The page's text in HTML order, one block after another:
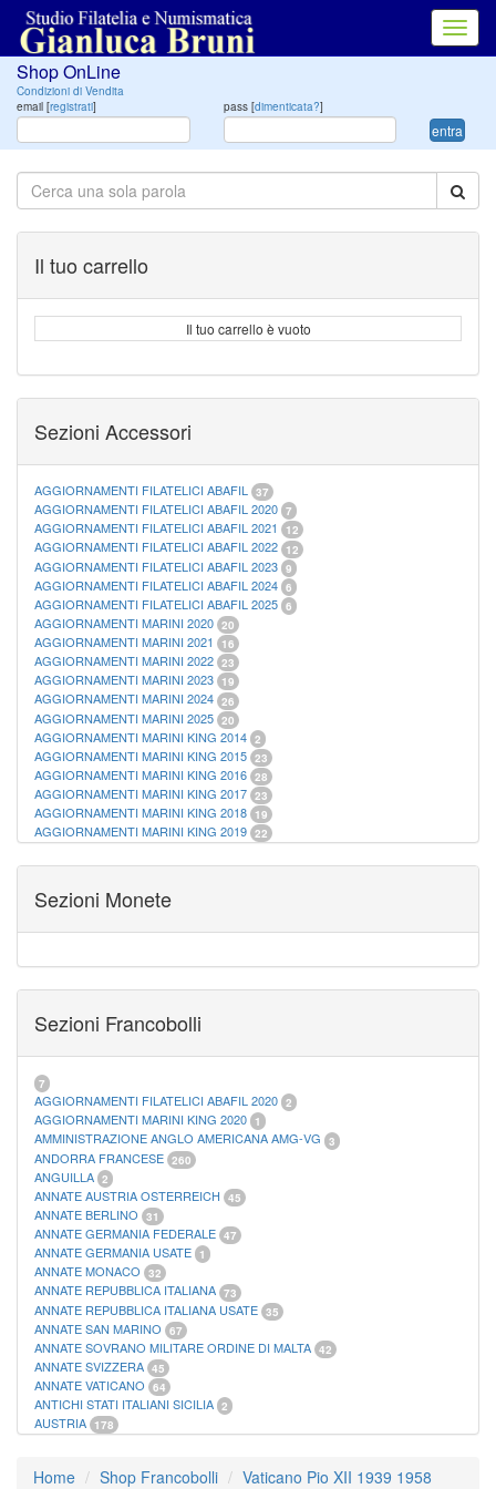
Shop OnLine
Condizioni di Vendita
email [registrati] pass [dimenticata?]
entra
Il tuo carrello
Il tuo carrello è vuoto
Sezioni Accessori
AGGIORNAMENTI FILATELICI ABAFIL 37
AGGIORNAMENTI FILATELICI ABAFIL 2020 7
AGGIORNAMENTI FILATELICI ABAFIL 2021 12
AGGIORNAMENTI FILATELICI ABAFIL 2022 12
AGGIORNAMENTI FILATELICI ABAFIL 2023 9
AGGIORNAMENTI FILATELICI ABAFIL 2024 6
AGGIORNAMENTI FILATELICI ABAFIL 2025 6
AGGIORNAMENTI MARINI 2020 20
AGGIORNAMENTI MARINI 2021 16
AGGIORNAMENTI MARINI 2022 23
AGGIORNAMENTI MARINI 2023 19
AGGIORNAMENTI MARINI 2024 26
AGGIORNAMENTI MARINI 2025 20
AGGIORNAMENTI MARINI KING 2014 2
AGGIORNAMENTI MARINI KING 2015 23
AGGIORNAMENTI MARINI KING 2016 28
AGGIORNAMENTI MARINI KING 2017 23
AGGIORNAMENTI MARINI KING 2018 19
AGGIORNAMENTI MARINI KING 2019 22
ALBUM PER CARTAMONETA 1
CARTELLE FILATELICHE MARINI
21
FOGLI FILATELICI VATICANO 37
FOGLI MARINI PERIODI SEPARATI VATICANO
MATERIALE FILATELICO MARINI 33
RACCOGLITORI XL
Sezioni Monete
Sezioni Francobolli
7
AGGIORNAMENTI FILATELICI ABAFIL 2020 2
AGGIORNAMENTI MARINI KING 2020 1
AMMINISTRAZIONE ANGLO AMERICANA AMG-VG 3
ANDORRA FRANCESE 260
ANGUILLA 2
ANNATE AUSTRIA OSTERREICH 45
ANNATE BERLINO 31
ANNATE GERMANIA FEDERALE 47
ANNATE GERMANIA USATE 1
ANNATE MONACO 32
ANNATE REPUBBLICA ITALIANA 73
ANNATE REPUBBLICA ITALIANA USATE 35
ANNATE SAN MARINO 67
ANNATE SOVRANO MILITARE ORDINE DI MALTA 42
ANNATE SVIZZERA 45
ANNATE VATICANO 64
ANTICHI STATI ITALIANI SICILIA 2
AUSTRIA 178
CASTELROSSO 10
Home Shop Francobolli
Vaticano Pio XII 1939 1958